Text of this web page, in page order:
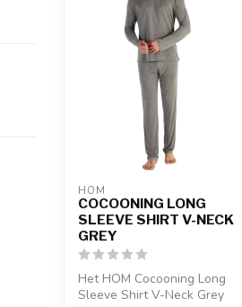
HOM
COCOONING LONG
SLEEVE SHIRT V-NECK
GREY
Het HOM Cocooning Long
Sleeve Shirt V-Neck Grey